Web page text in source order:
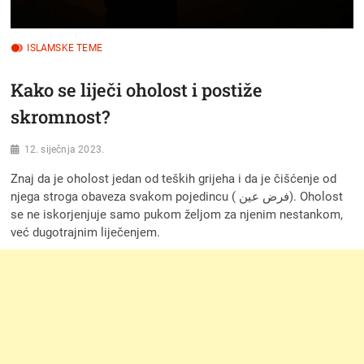
ISLAMSKE TEME
Kako se liječi oholost i postiže
skromnost?
12. siječnja 2023.
Znaj da je oholost jedan od teških grijeha i da je čišćenje od
njega stroga obaveza svakom pojedincu ( فرض عين). Oholost
se ne iskorjenjuje samo pukom željom za njenim nestankom,
već dugotrajnim liječenjem.